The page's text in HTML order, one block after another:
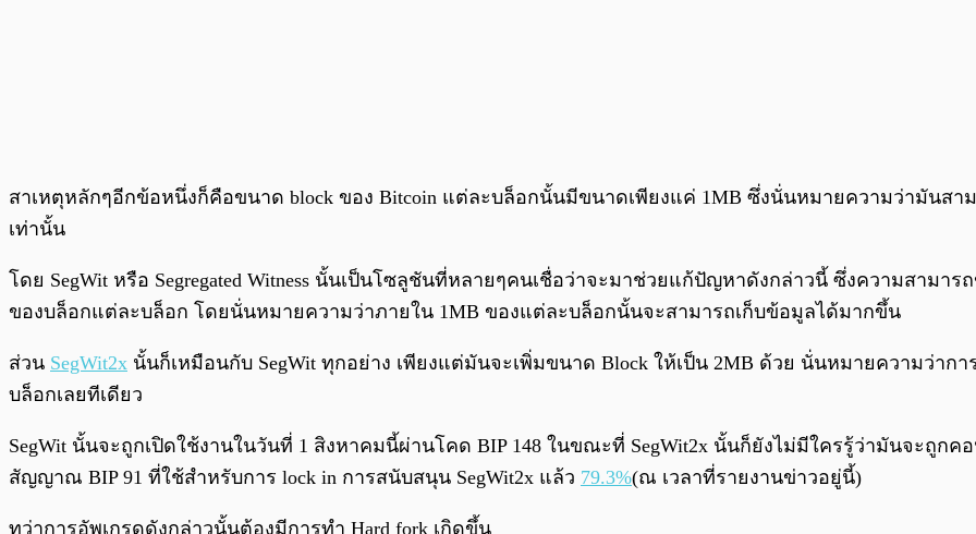
สาเหตุหลักๆอีกข้อหนึ่งก็คือขนาด block ของ Bitcoin แต่ละบล็อกนั้นมีขนาดเพียงแค่ 1MB ซึ่งนั่นหมายความว่ามันสา
เท่านั้น
โดย SegWit หรือ Segregated Witness นั้นเป็นโซลูชันที่หลายๆคนเชื่อว่าจะมาช่วยแก้ปัญหาดังกล่าวนี้ ซึ่งความสาม
ของบล็อกแต่ละบล็อก โดยนั่นหมายความว่าภายใน 1MB ของแต่ละบล็อกนั้นจะสามารถเก็บข้อมูลได้มากขึ้น
ส่วน SegWit2x นั้นก็เหมือนกับ SegWit ทุกอย่าง เพียงแต่มันจะเพิ่มขนาด Block ให้เป็น 2MB ด้วย นั่นหมายความว่าก
บล็อกเลยทีเดียว
SegWit นั้นจะถูกเปิดใช้งานในวันที่ 1 สิงหาคมนี้ผ่านโคด BIP 148 ในขณะที่ SegWit2x นั้นก็ยังไม่มีใครรู้ว่ามันจะถูก
สัญญาณ BIP 91 ที่ใช้สำหรับการ lock in การสนับสนุน SegWit2x แล้ว 79.3%(ณ เวลาที่รายงานข่าวอยู่นี้)
ทว่าการอัพเกรดดังกล่าวนั้นต้องมีการทำ Hard fork เกิดขึ้น